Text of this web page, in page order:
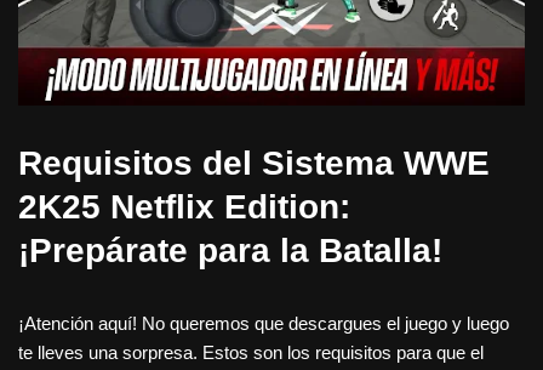
Requisitos del Sistema WWE
2K25 Netflix Edition:
¡Prepárate para la Batalla!
¡Atención aquí! No queremos que descargues el juego y luego
te lleves una sorpresa. Estos son los requisitos para que el